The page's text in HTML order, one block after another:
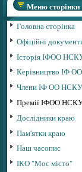
Меню сторінки
Головна сторінка
Офіційні
Історія ІФОО
Керівництво ІФ
Члени ІФ ОО НСКУ
Премії ІФОО
Дослідники краю
Пам'ятки краю
Наш часопис
ІКО "Моє місто"